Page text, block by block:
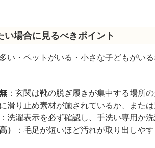
い場合に見るべきポイント
い・ペットがいる・小さな子どもがいる
：玄関は靴の脱ぎ履きが集中する場所
滑り止め素材が施されているか、また
洗濯表示を必ず確認し、手洗い専用か
）
：毛足が短いほど汚れが取り出しや